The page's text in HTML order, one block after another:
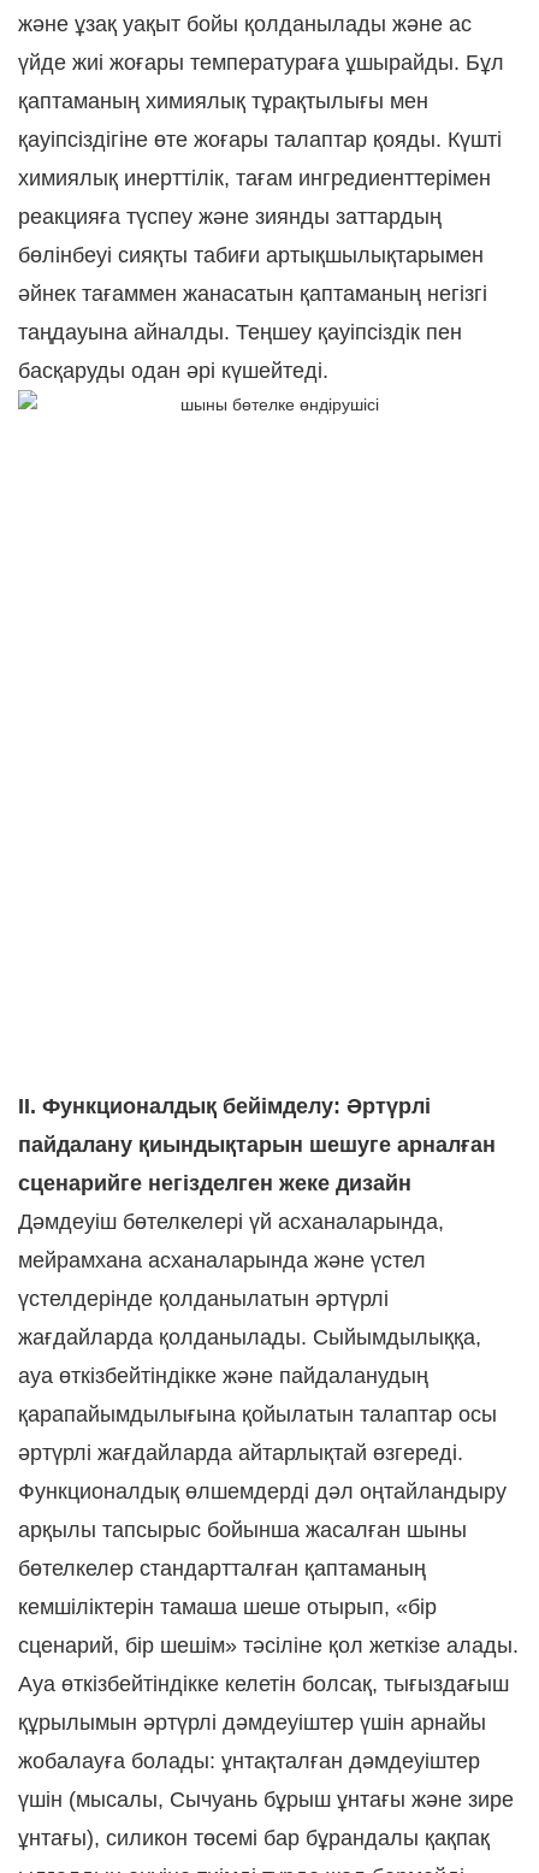
және ұзақ уақыт бойы қолданылады және ас
үйде жиі жоғары температураға ұшырайды. Бұл
қаптаманың химиялық тұрақтылығы мен
қауіпсіздігіне өте жоғары талаптар қояды. Күшті
химиялық инерттілік, тағам ингредиенттерімен
реакцияға түспеу және зиянды заттардың
бөлінбеуі сияқты табиғи артықшылықтарымен
әйнек тағаммен жанасатын қаптаманың негізгі
таңдауына айналды. Теңшеу қауіпсіздік пен
басқаруды одан әрі күшейтеді.
II. Функционалдық бейімделу: Әртүрлі
пайдалану қиындықтарын шешуге арналған
сценарийге негізделген жеке дизайн
Дәмдеуіш бөтелкелері үй асханаларында,
мейрамхана асханаларында және үстел
үстелдерінде қолданылатын әртүрлі
жағдайларда қолданылады. Сыйымдылыққа,
ауа өткізбейтіндікке және пайдаланудың
қарапайымдылығына қойылатын талаптар осы
әртүрлі жағдайларда айтарлықтай өзгереді.
Функционалдық өлшемдерді дәл оңтайландыру
арқылы тапсырыс бойынша жасалған шыны
бөтелкелер стандартталған қаптаманың
кемшіліктерін тамаша шеше отырып, «бір
сценарий, бір шешім» тәсіліне қол жеткізе алады.
Ауа өткізбейтіндікке келетін болсақ, тығыздағыш
құрылымын әртүрлі дәмдеуіштер үшін арнайы
жобалауға болады: ұнтақталған дәмдеуіштер
үшін (мысалы, Сычуань бұрыш ұнтағы және зире
ұнтағы), силикон төсемі бар бұрандалы қақпақ